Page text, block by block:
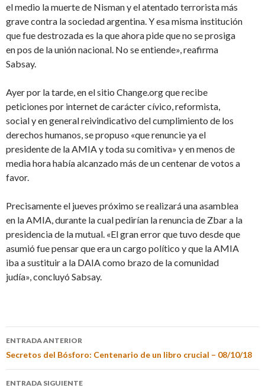
el medio la muerte de Nisman y el atentado terrorista más
grave contra la sociedad argentina. Y esa misma institución
que fue destrozada es la que ahora pide que no se prosiga
en pos de la unión nacional. No se entiende», reafirma
Sabsay.
Ayer por la tarde, en el sitio Change.org que recibe
peticiones por internet de carácter cívico, reformista,
social y en general reivindicativo del cumplimiento de los
derechos humanos, se propuso «que renuncie ya el
presidente de la AMIA y toda su comitiva» y en menos de
media hora había alcanzado más de un centenar de votos a
favor.
Precisamente el jueves próximo se realizará una asamblea
en la AMIA, durante la cual pedirían la renuncia de Zbar a la
presidencia de la mutual. «El gran error que tuvo desde que
asumió fue pensar que era un cargo político y que la AMIA
iba a sustituir a la DAIA como brazo de la comunidad
judía», concluyó Sabsay.
ENTRADA ANTERIOR
Secretos del Bósforo: Centenario de un libro crucial – 08/10/18
ENTRADA SIGUIENTE